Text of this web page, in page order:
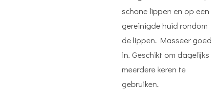
schone lippen en op een
gereinigde huid rondom
de lippen. Masseer goed
in. Geschikt om dagelijks
meerdere keren te
gebruiken.